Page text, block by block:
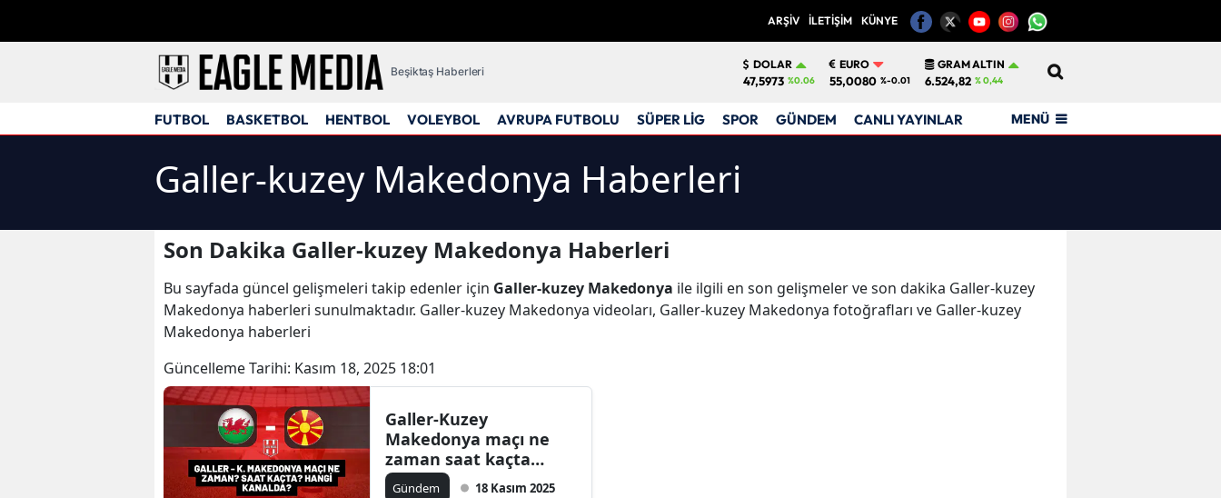
ARŞİV İLETİŞİM KÜNYE
Beşiktaş Haberleri
DOLAR
47,5973 %0.06
EURO
55,0080 %-0.01
GRAM ALTIN
6.524,82 % 0,44
FUTBOL BASKETBOL HENTBOL VOLEYBOL AVRUPA FUTBOLU SÜPER LİG SPOR GÜNDEM CANLI YAYINLAR MENÜ
Galler-kuzey Makedonya Haberleri
Son Dakika Galler-kuzey Makedonya Haberleri
Bu sayfada güncel gelişmeleri takip edenler için Galler-kuzey Makedonya ile ilgili en son gelişmeler ve son dakika Galler-kuzey
Makedonya haberleri sunulmaktadır. Galler-kuzey Makedonya videoları, Galler-kuzey Makedonya fotoğrafları ve Galler-kuzey
Makedonya haberleri
Güncelleme Tarihi: Kasım 18, 2025 18:01
Galler-Kuzey
Makedonya maçı ne
zaman saat kaçta
hangi kanalda
Gündem 18 Kasım 2025